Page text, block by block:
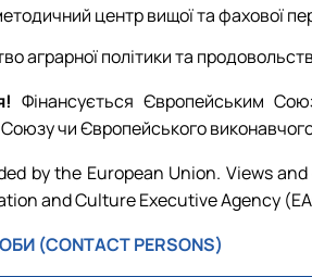
центр вищої та фахової
аграрної політики та
Фінансується Європейським
чи Європейського виконавчого
by the European Union. Views
and Culture Executive Agency
(CONTACT PERSONS)